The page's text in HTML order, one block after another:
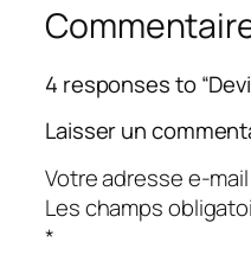
4 responses to
Laisser un
Votre adresse e-
Les champs
*